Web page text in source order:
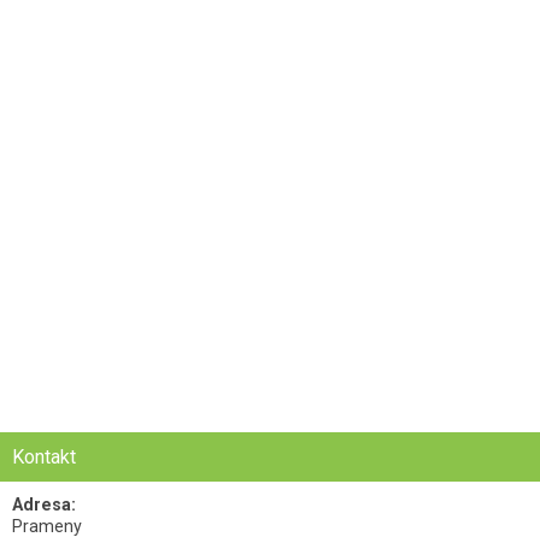
Kontakt
Adresa:
Prameny